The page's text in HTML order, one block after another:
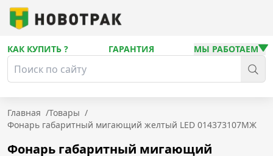
КАК КУПИТЬ ? ГАРАНТИЯ МЫ РАБОТАЕМ
Главная /Товары /
Фонарь габаритный мигающий желтый LED 014373107МЖ
Фонарь габаритный мигающий